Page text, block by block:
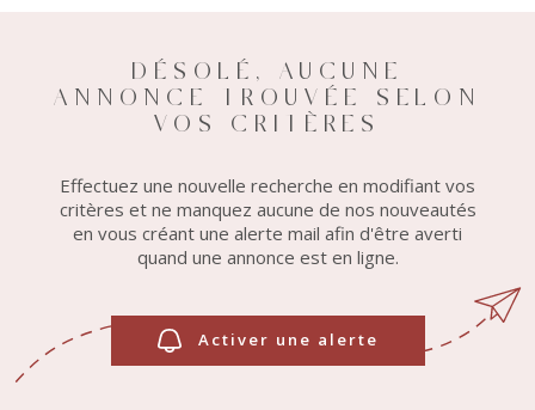
VOUS
DÉSOLÉ, AUCUNE
ANNONCE TROUVÉE SELON
VOS CRITÈRES
Effectuez une nouvelle recherche en modifiant vos
critères et ne manquez aucune de nos nouveautés
en vous créant une alerte mail afin d'être averti
quand une annonce est en ligne.
Activer une alerte